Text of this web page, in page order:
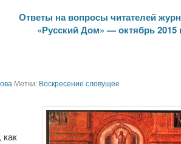
Ответы на вопросы читателей
«Русский Дом» — октябрь 2015
Метки: Воскресение словущее